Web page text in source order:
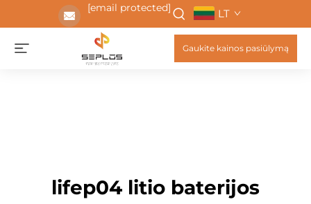
[email protected] LT
Gaukite kainos pasiūlymą
lifep04 litio baterijos